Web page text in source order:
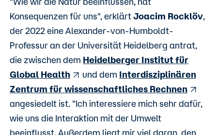
Konsequenzen für uns", erklärt Joacim Rocklöv,
der 2022 eine Alexander-von-Humboldt-
Professur an der Universität Heidelberg antrat,
die zwischen dem Heidelberger Institut für
Global Health
und dem Interdisziplinären
Zentrum für wissenschaftliches Rechnen
angesiedelt ist. "Ich interessiere mich sehr dafür,
wie uns die Interaktion mit der Umwelt
beeinflusst. Außerdem liegt mir viel daran, den